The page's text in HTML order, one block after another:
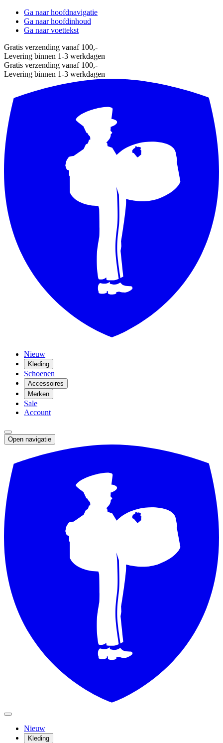
Ga naar hoofdnavigatie
Ga naar hoofdinhoud
Ga naar voettekst
Gratis verzending vanaf 100,-
Levering binnen 1-3 werkdagen
Gratis verzending vanaf 100,-
Levering binnen 1-3 werkdagen
Nieuw
Kleding
Schoenen
Accessoires
Merken
Sale
Account
Open navigatie
Nieuw
Kleding